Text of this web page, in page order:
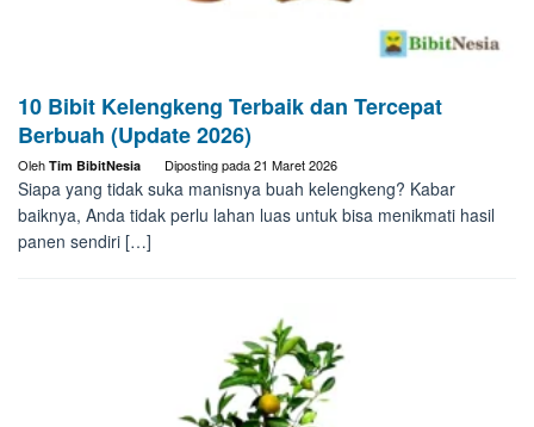
10 Bibit Kelengkeng Terbaik dan Tercepat
Berbuah (Update 2026)
Oleh Tim BibitNesia Diposting pada21 Maret 2026
Siapa yang tidak suka manisnya buah kelengkeng? Kabar
baiknya, Anda tidak perlu lahan luas untuk bisa menikmati hasil
panen sendiri […]